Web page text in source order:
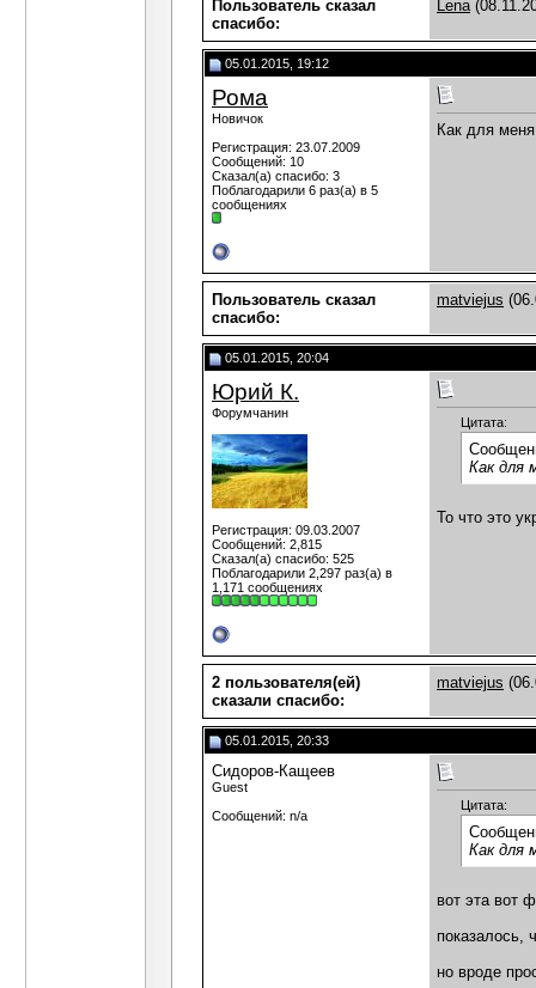
Пользователь сказал
cпасибо:
Lena
05.01.2015, 19:12
Рома
Новичок
Регистрация: 23.07.2009
Сообщений: 10
Сказал(а) спасибо: 3
Поблагодарили 6 раз(а) в 5
сообщениях
Как для
Пользователь сказал
cпасибо:
matviejus
05.01.2015, 20:04
Юрий К.
Форумчанин
Регистрация: 09.03.2007
Сообщений: 2,815
Сказал(а) спасибо: 525
Поблагодарили 2,297 раз(а) в
1,171 сообщениях
Цитата:
Как для
То что это
2 пользователя(ей)
сказали cпасибо:
matviejus
05.01.2015, 20:33
Сидоров-Кащеев
Guest
Сообщений: n/a
Цитата:
Как для
вот эта вот
показалось,
но вроде